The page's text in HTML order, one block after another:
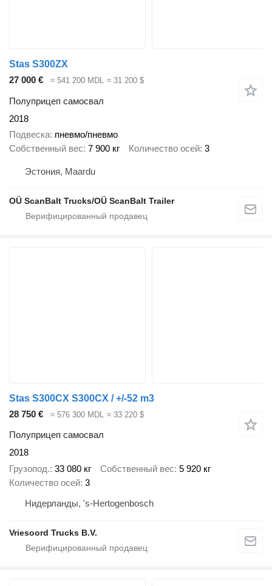
Stas S300ZX
27 000 €
≈ 541 200 MDL ≈ 31 200 $
Полуприцеп самосвал
2018
Подвеска пневмо/пневмо
Собственный вес 7 900 кг Количество осей 3
Эстония, Maardu
OÜ ScanBalt Trucks/OÜ ScanBalt Trailer
Stas S300CX S300CX / +/-52 m3
28 750 €
≈ 576 300 MDL ≈ 33 220 $
Полуприцеп самосвал
2018
Грузопод. 33 080 кг Собственный вес 5 920 кг
Количество осей 3
Нидерланды, 's-Hertogenbosch
Vriesoord Trucks B.V.